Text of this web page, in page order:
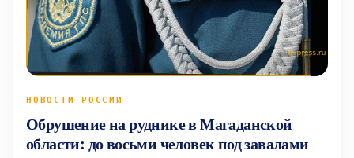
НОВОСТИ РОССИИ
Обрушение на руднике в Магаданской
области: до восьми человек под завалами